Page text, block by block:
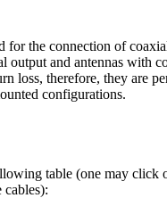
for the connection of
output and antennas with
loss, therefore, they are
configurations.
table (one may click